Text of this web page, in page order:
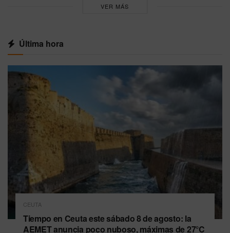
VER MÁS
Última hora
CEUTA
Tiempo en Ceuta este sábado 8 de agosto: la
AEMET anuncia poco nuboso, máximas de 27°C